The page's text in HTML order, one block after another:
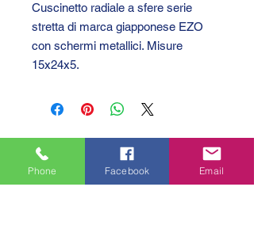
Cuscinetto radiale a sfere serie
stretta di marca giapponese EZO
con schermi metallici. Misure
15x24x5.
Phone Facebook Email